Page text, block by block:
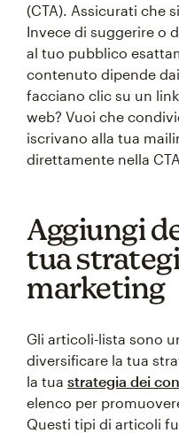
(CTA). Assicurati che
Invece di suggerire o
al tuo pubblico
contenuto dipende
facciano clic su un
web? Vuoi che
iscrivano alla tua
direttamente nella
Aggiungi
tua
marketing
Gli articoli-lista sono
diversificare la tua
la tua strategia dei
elenco per
Questi tipi di articoli